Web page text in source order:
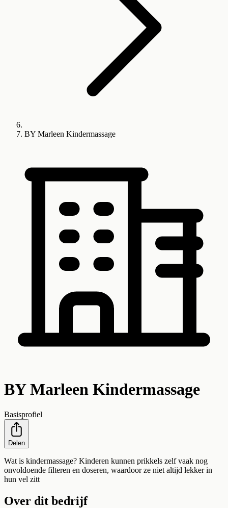
BY Marleen Kindermassage
BY Marleen Kindermassage
Basisprofiel
Delen
Wat is kindermassage? Kinderen kunnen prikkels zelf vaak nog
onvoldoende filteren en doseren, waardoor ze niet altijd lekker in
hun vel zitt
Over dit bedrijf